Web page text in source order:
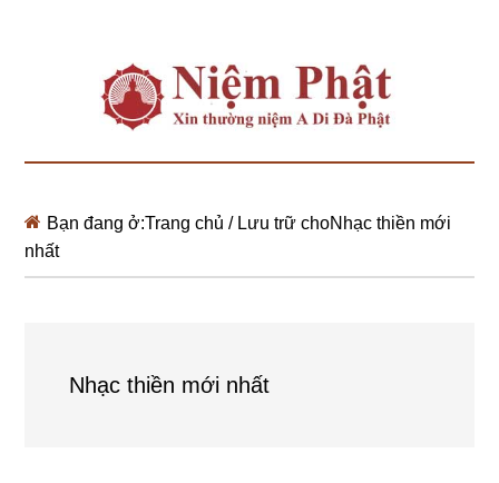
Bạn đang ở:Trang chủ /Lưu trữ choNhạc thiền mới
nhất
Nhạc thiền mới nhất